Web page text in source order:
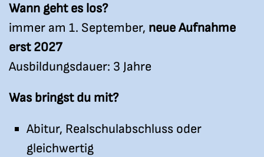
Wann geht es los?
immer am 1. September, neue Aufnahme
erst 2027
Ausbildungsdauer: 3 Jahre
Was bringst du mit?
Abitur, Realschulabschluss oder
gleichwertig